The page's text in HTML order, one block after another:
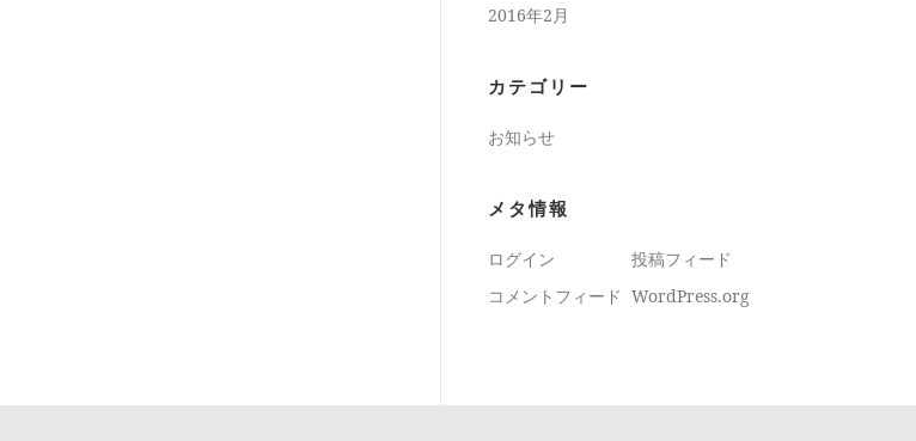
2016年2月
カテゴリー
お知らせ
メタ情報
ログイン
投稿フィード
コメントフィード WordPress.org